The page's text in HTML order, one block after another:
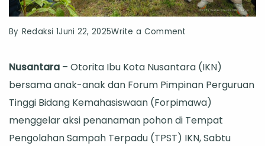
By Redaksi 1Juni 22, 2025Write a Comment
Peradaban
Baru:
Anak-
anak,
Akademisi,
Nusantara – Otorita Ibu Kota Nusantara (IKN)
bersama anak-anak dan Forum Pimpinan Perguruan
Tinggi Bidang Kemahasiswaan (Forpimawa)
menggelar aksi penanaman pohon di Tempat
Pengolahan Sampah Terpadu (TPST) IKN, Sabtu